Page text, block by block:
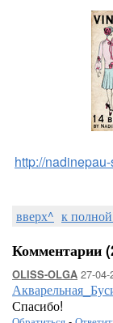
http://
вверх^ к
Комментарии
OLISS-OLGA 27-
Спасибо!